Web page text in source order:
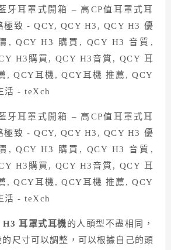
H3 耳罩式耳機的人頭型不盡相同，
的尺寸可以調整，可以根據自己的頭